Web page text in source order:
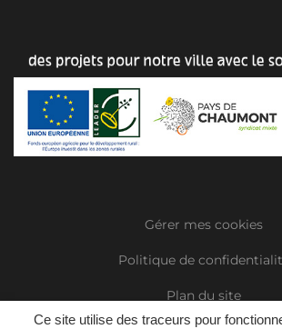
Ce site utilise des traceurs pour
Gérer mes cookies
Politique de
Plan du site